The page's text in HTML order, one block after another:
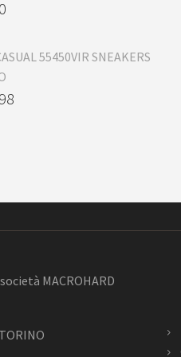
55450VIR SNEAKERS
MACROHARD